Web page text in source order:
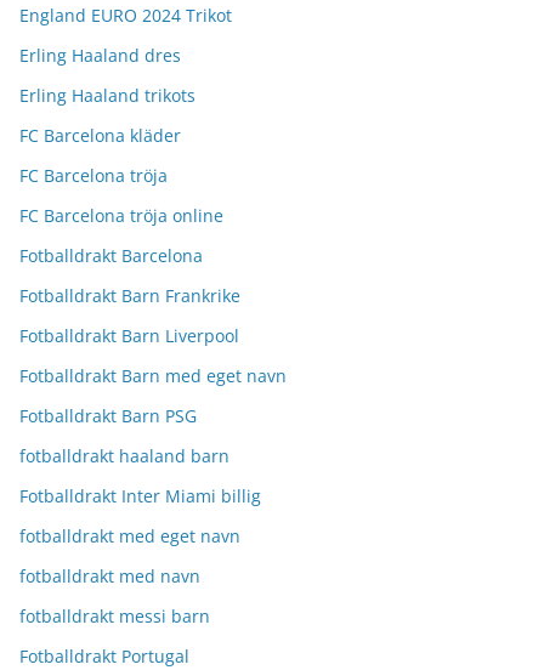
England EURO 2024 Trikot
Erling Haaland dres
Erling Haaland trikots
FC Barcelona kläder
FC Barcelona tröja
FC Barcelona tröja online
Fotballdrakt Barcelona
Fotballdrakt Barn Frankrike
Fotballdrakt Barn Liverpool
Fotballdrakt Barn med eget navn
Fotballdrakt Barn PSG
fotballdrakt haaland barn
Fotballdrakt Inter Miami billig
fotballdrakt med eget navn
fotballdrakt med navn
fotballdrakt messi barn
Fotballdrakt Portugal